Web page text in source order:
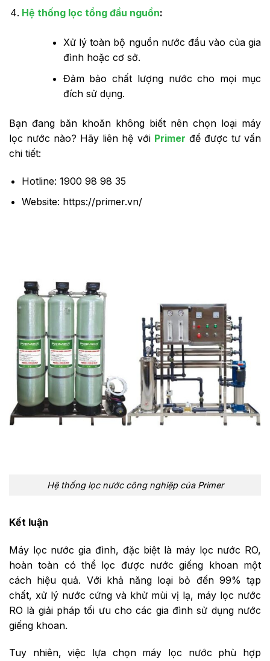
Hệ thống lọc tổng đầu nguồn:
Xử lý toàn bộ nguồn nước đầu vào của gia
đình hoặc cơ sở.
Đảm bảo chất lượng nước cho mọi mục
đích sử dụng.
Bạn đang băn khoăn không biết nên chọn loại máy
lọc nước nào? Hãy liên hệ với Primer để được tư vấn
chi tiết:
Hotline: 1900 98 98 35
Website: https://primer.vn/
Hệ thống lọc nước công nghiệp của Primer
Kết luận
Máy lọc nước gia đình, đặc biệt là máy lọc nước RO,
hoàn toàn có thể lọc được nước giếng khoan một
cách hiệu quả. Với khả năng loại bỏ đến 99% tạp
chất, xử lý nước cứng và khử mùi vị lạ, máy lọc nước
RO là giải pháp tối ưu cho các gia đình sử dụng nước
giếng khoan.
Tuy nhiên, việc lựa chọn máy lọc nước phù hợp